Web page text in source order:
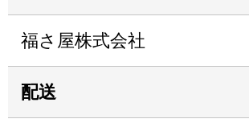
福さ屋株式会社
配送